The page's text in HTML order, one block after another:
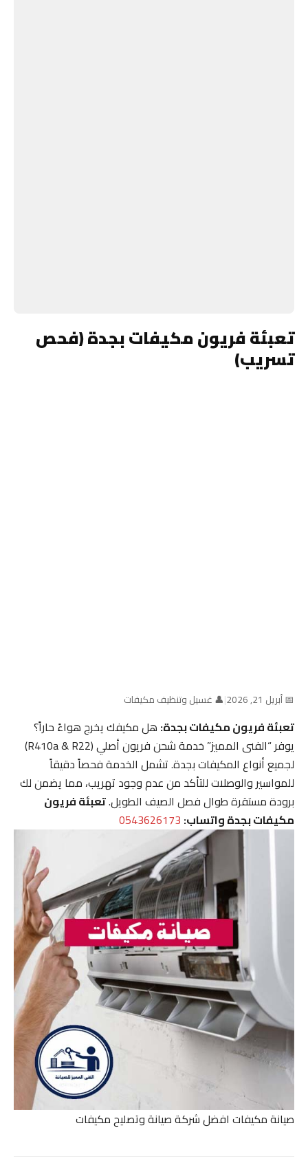
تعبئة فريون مكيفات بجدة (فحص
تسريب)
📅 أبريل 21, 2026 |👤 غسيل وتنظيف مكيفات
تعبئة فريون مكيفات بجدة:هل مكيفك يخرج هواءً حاراً؟
يوفر “الفنى المميز” خدمة شحن فريون أصلي (R410a & R22)
لجميع أنواع المكيفات بجدة. تشمل الخدمة فحصاً دقيقاً
للمواسير والوصلات للتأكد من عدم وجود تهريب، مما يضمن لك
برودة مستقرة طوال فصل الصيف الطويل.تعبئة فريون
مكيفات بجدة واتساب:0543626173
صيانة مكيفات افضل شركة صيانة وتصليح مكيفات